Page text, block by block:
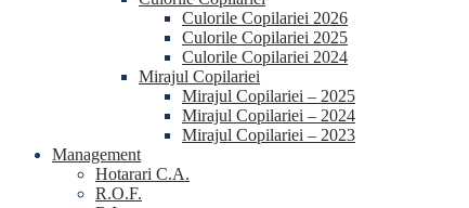
Culorile Copilariei 2026
Culorile Copilariei 2025
Culorile Copilariei 2024
Mirajul Copilariei
Mirajul Copilariei – 2025
Mirajul Copilariei – 2024
Mirajul Copilariei – 2023
Management
Hotarari C.A.
R.O.F.